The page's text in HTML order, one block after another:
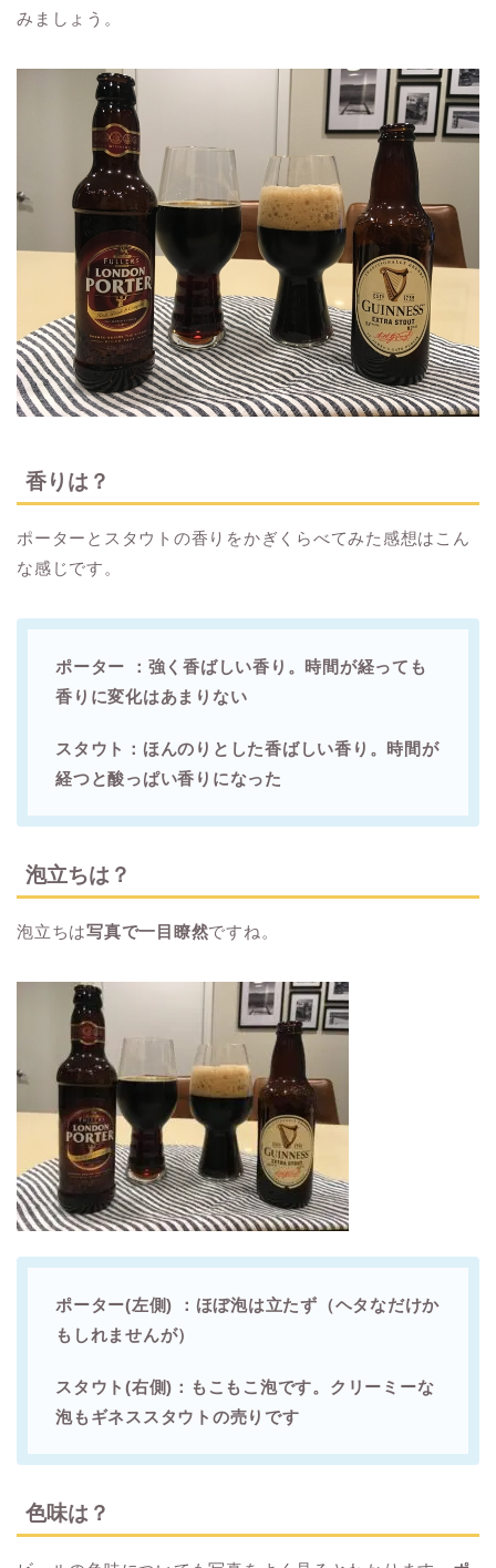
みましょう。
香りは？
ポーターとスタウトの香りをかぎくらべてみた感想はこん
な感じです。
ポーター ：強く香ばしい香り。時間が経っても
香りに変化はあまりない
スタウト：ほんのりとした香ばしい香り。時間が
経つと酸っぱい香りになった
泡立ちは？
泡立ちは写真で一目瞭然ですね。
ポーター(左側) ：ほぼ泡は立たず（ヘタなだけか
もしれませんが）
スタウト(右側)：もこもこ泡です。クリーミーな
泡もギネススタウトの売りです
色味は？